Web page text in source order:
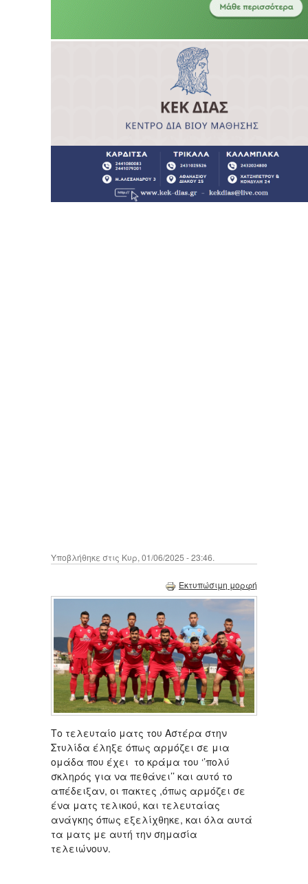
Υποβλήθηκε στις Κυρ, 01/06/2025 - 23:46.
Εκτυπώσιμη μορφή
Το τελευταίο ματς του Αστέρα στην
Στυλίδα έληξε όπως αρμόζει σε μια
ομάδα που έχει το κράμα του ‘’πολύ
σκληρός για να πεθάνει’’ και αυτό το
απέδειξαν, οι πακτες ,όπως αρμόζει σε
ένα ματς τελικού, και τελευταίας
ανάγκης όπως εξελίχθηκε, και όλα αυτά
τα ματς με αυτή την σημασία
τελειώνουν.